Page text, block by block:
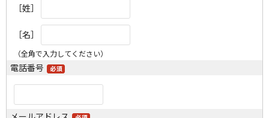
［姓］
［名］
（全角で入力してください）
電話番号